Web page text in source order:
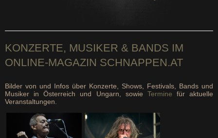
Wirtschaft & Politik
KONZERTE, MUSIKER & BANDS IM
ONLINE-MAGAZIN SCHNAPPEN.AT
Bilder von und Infos über Konzerte, Shows, Festivals, Bands und
Musiker in Österreich und Ungarn, sowie Termine für aktuelle
Veranstaltungen.